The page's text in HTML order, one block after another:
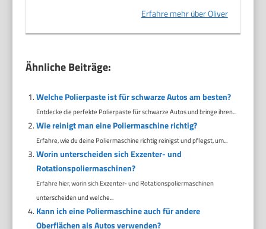
Erfahre mehr über Oliver
Ähnliche Beiträge:
Welche Polierpaste ist für schwarze Autos am besten?
Entdecke die perfekte Polierpaste für schwarze Autos und bringe ihren...
Wie reinigt man eine Poliermaschine richtig?
Erfahre, wie du deine Poliermaschine richtig reinigst und pflegst, um...
Worin unterscheiden sich Exzenter- und
Rotationspoliermaschinen?
Erfahre hier, worin sich Exzenter- und Rotationspoliermaschinen
unterscheiden und welche...
Kann ich eine Poliermaschine auch für andere
Oberflächen als Autos verwenden?